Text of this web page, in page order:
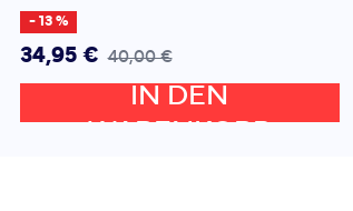
- 13 %
34,95 € 40,00 €
IN DEN
WARENKORB